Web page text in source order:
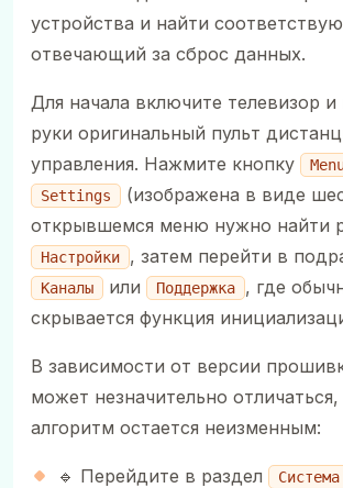
устройства и найти
отвечающий за сброс данных.
Для начала включите телевизор и
руки оригинальный пульт
управления. Нажмите кнопку
Settings
(изображена в виде
открывшемся меню нужно найти
Настройки , затем перейти в
Каналы или Поддержка
, где
скрывается функция
В зависимости от версии
может незначительно
алгоритм остается неизменным:
🔹 Перейдите в раздел Система